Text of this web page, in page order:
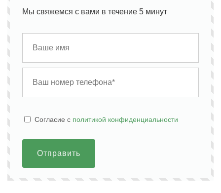
Мы свяжемся с вами в течение 5 минут
Cогласие с политикой конфиденциальности
Отправить